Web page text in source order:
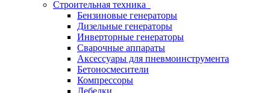
Строительная техника
Бензиновые генераторы
Дизельные генераторы
Инверторные генераторы
Сварочные аппараты
Аксессуары для пневмоинструмента
Бетоносмесители
Компрессоры
Лебедки